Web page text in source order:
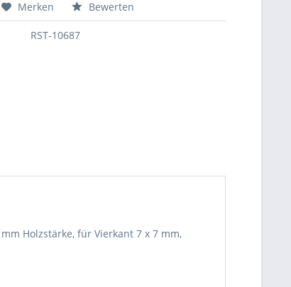
Merken Bewerten
RST-10687
Holzstärke, für Vierkant 7 x 7 mm,